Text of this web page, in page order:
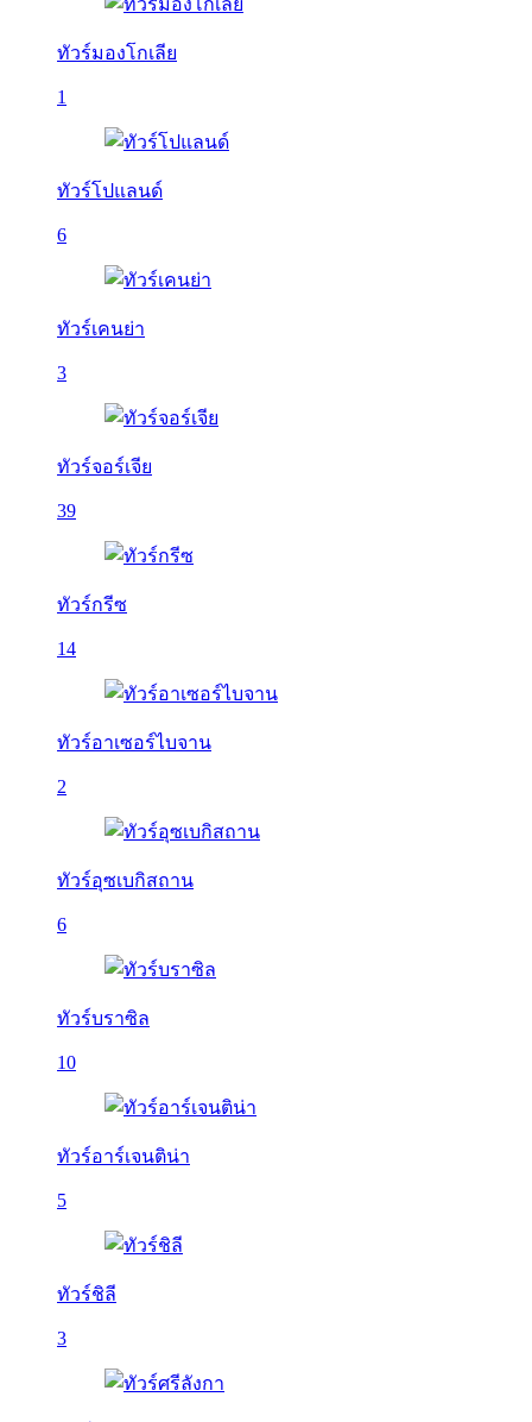
ทัวร์มองโกเลีย
1
ทัวร์โปแลนด์
6
ทัวร์เคนย่า
3
ทัวร์จอร์เจีย
39
ทัวร์กรีซ
14
ทัวร์อาเซอร์ไบจาน
2
ทัวร์อุซเบกิสถาน
6
ทัวร์บราซิล
10
ทัวร์อาร์เจนติน่า
5
ทัวร์ชิลี
3